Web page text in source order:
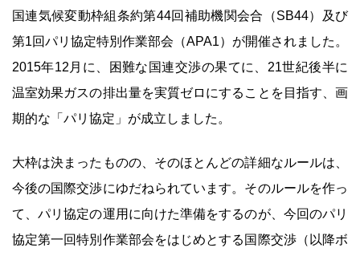
国連気候変動枠組条約第44回補助機関会合（SB44）及び
第1回パリ協定特別作業部会（APA1）が開催されました。
2015年12月に、困難な国連交渉の果てに、21世紀後半に
温室効果ガスの排出量を実質ゼロにすることを目指す、画
期的な「パリ協定」が成立しました。
大枠は決まったものの、そのほとんどの詳細なルールは、
今後の国際交渉にゆだねられています。そのルールを作っ
て、パリ協定の運用に向けた準備をするのが、今回のパリ
協定第一回特別作業部会をはじめとする国際交渉（以降ボ